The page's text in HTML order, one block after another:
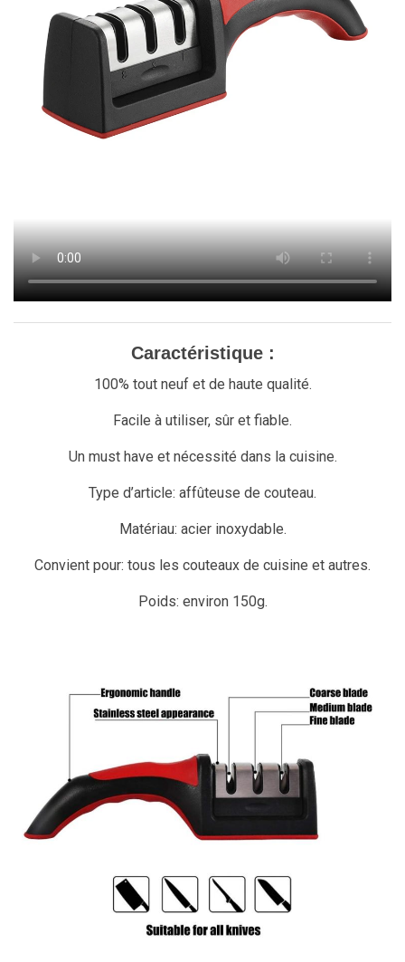
Caractéristique :
100% tout neuf et de haute qualité.
Facile à utiliser, sûr et fiable.
Un must have et nécessité dans la cuisine.
Type d’article: affûteuse de couteau.
Matériau: acier inoxydable.
Convient pour: tous les couteaux de cuisine et autres.
Poids: environ 150g.